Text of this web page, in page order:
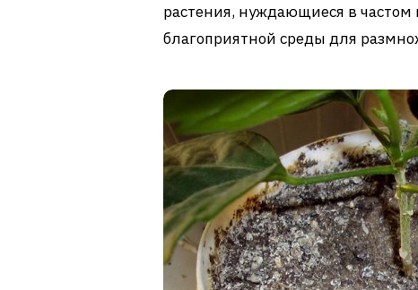
растения, нуждающиеся в частом
благоприятной среды для